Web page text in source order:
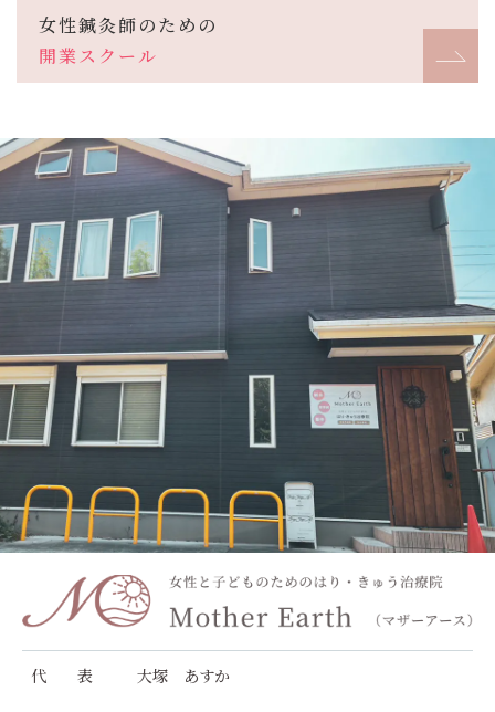
女性鍼灸師のための
開業スクール
代 表 大塚 あすか